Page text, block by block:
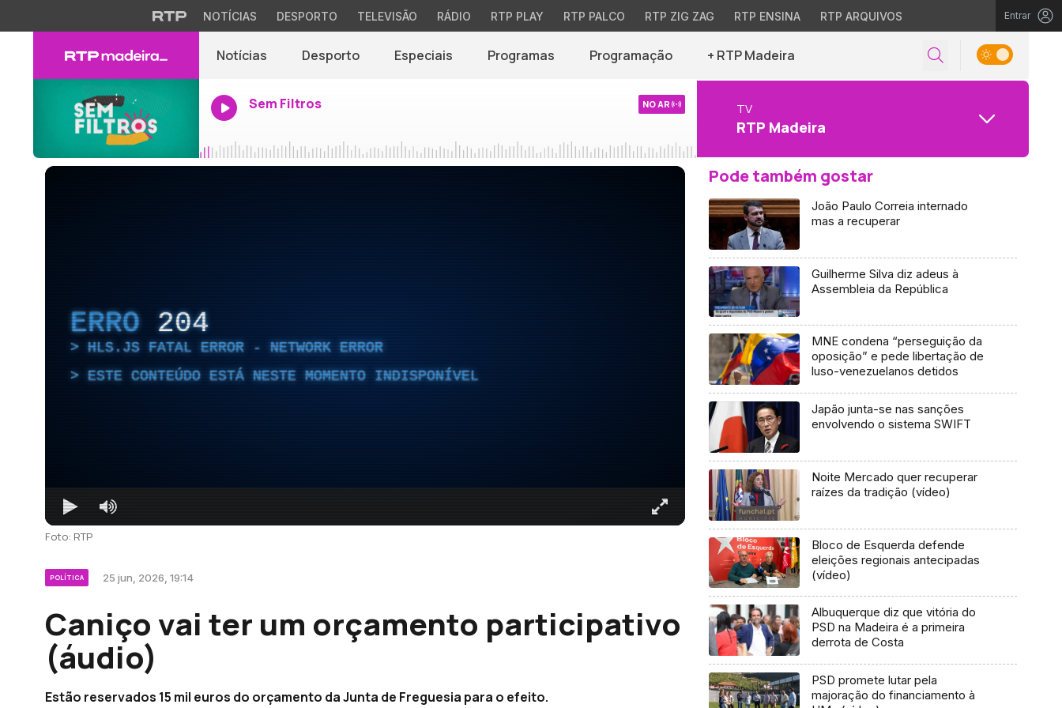
NOTÍCIAS DESPORTO TELEVISÃO RÁDIO RTP PLAY RTP PALCO RTP ZIG ZAG RTP ENSINA RTP ARQUIVOS Entrar
Notícias Desporto Especiais Programas Programação + RTP Madeira
Sem Filtros NO AR TV
RTP Madeira
ERRO 204
HLS.JS FATAL ERROR - NETWORK ERROR
ESTE CONTEÚDO ESTÁ NESTE MOMENTO INDISPONÍVEL
Foto: RTP
POLÍTICA 25 jun, 2026, 19:14
Caniço vai ter um orçamento participativo
(áudio)
Estão reservados 15 mil euros do orçamento da Junta de Freguesia para o efeito.
Pode também gostar
João Paulo Correia internado
mas a recuperar
Guilherme Silva diz adeus à
Assembleia da República
MNE condena “perseguição da
oposição” e pede libertação de
luso-venezuelanos detidos
Japão junta-se nas sanções
envolvendo o sistema SWIFT
Noite Mercado quer recuperar
raízes da tradição (vídeo)
Bloco de Esquerda defende
eleições regionais antecipadas
(vídeo)
Albuquerque diz que vitória do
PSD na Madeira é a primeira
derrota de Costa
PSD promete lutar pela
majoração do financiamento à